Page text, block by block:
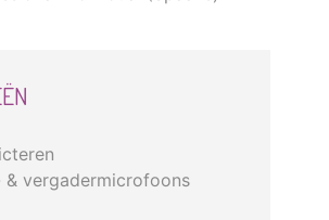
& vergadermicrofoons